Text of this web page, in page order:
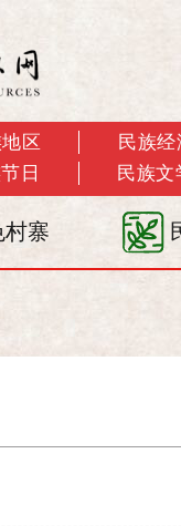
区
民族经
日 民族文
村寨